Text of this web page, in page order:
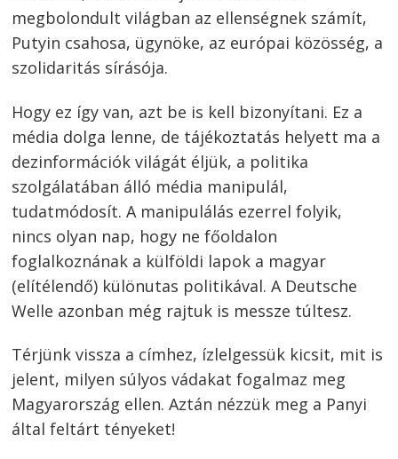
megbolondult világban az ellenségnek számít,
Putyin csahosa, ügynöke, az európai közösség, a
szolidaritás sírásója.
Hogy ez így van, azt be is kell bizonyítani. Ez a
média dolga lenne, de tájékoztatás helyett ma a
dezinformációk világát éljük, a politika
szolgálatában álló média manipulál,
tudatmódosít. A manipulálás ezerrel folyik,
nincs olyan nap, hogy ne főoldalon
foglalkoznának a külföldi lapok a magyar
(elítélendő) különutas politikával. A Deutsche
Welle azonban még rajtuk is messze túltesz.
Térjünk vissza a címhez, ízlelgessük kicsit, mit is
jelent, milyen súlyos vádakat fogalmaz meg
Magyarország ellen. Aztán nézzük meg a Panyi
által feltárt tényeket!